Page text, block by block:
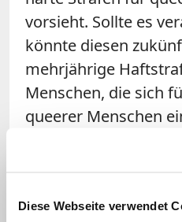
Diese Webseite verwendet
vorsieht. Sollte es
könnte diesen
mehrjährige
Menschen, die sich
queerer Menschen
Männern stehen